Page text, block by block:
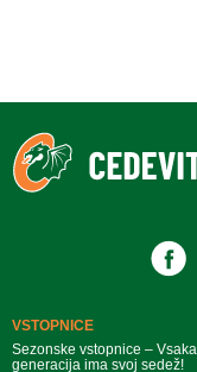
VSTOPNICE
Sezonske vstopnice – Vsaka
generacija ima svoj sedež!